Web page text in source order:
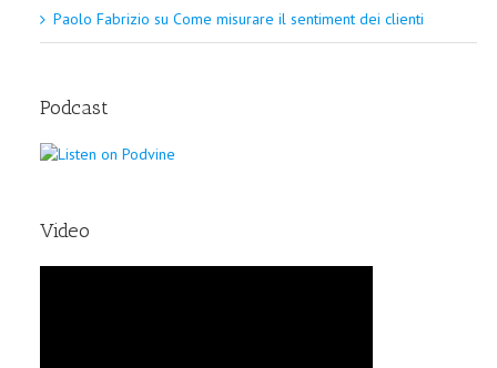
Paolo Fabrizio su Come misurare il sentiment dei clienti
Podcast
Video